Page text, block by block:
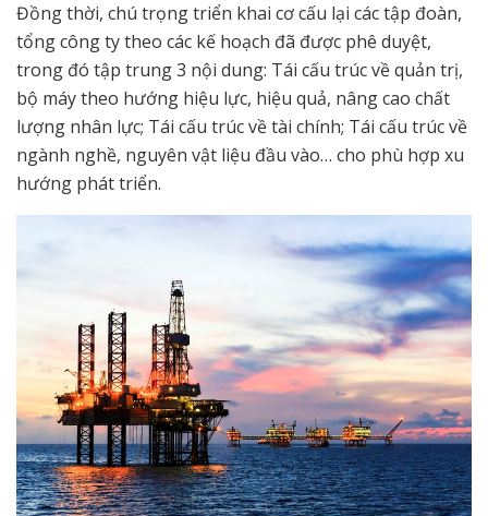
Đồng thời, chú trọng triển khai cơ cấu lại các tập đoàn,
tổng công ty theo các kế hoạch đã được phê duyệt,
trong đó tập trung 3 nội dung: Tái cấu trúc về quản trị,
bộ máy theo hướng hiệu lực, hiệu quả, nâng cao chất
lượng nhân lực; Tái cấu trúc về tài chính; Tái cấu trúc về
ngành nghề, nguyên vật liệu đầu vào… cho phù hợp xu
hướng phát triển.